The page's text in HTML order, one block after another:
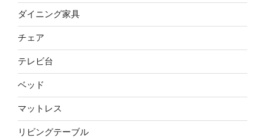
ダイニング家具
チェア
テレビ台
ベッド
マットレス
リビングテーブル